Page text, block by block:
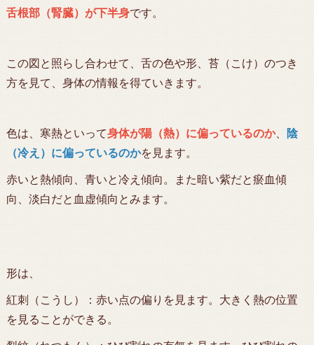
舌根部（腎臓）が下半身です。
この図と照らし合わせて、舌の色や形、苔（こけ）のつき
方を見て、身体の情報を得ていきます。
色は、寒熱といって身体が陽（熱）に偏っているのか、
陰
（冷え）に偏っているのかを見ます。
赤いと熱傾向、青いと冷え傾向。また暗い紫だと瘀血傾
向、淡白だと血虚傾向とみます。
形は、
紅刺（こうし）：赤い点の偏りを見ます。大きく熱の位置
を見ることができる。